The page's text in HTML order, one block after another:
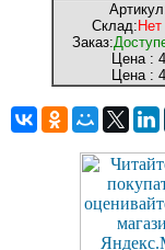
Склад:
Заказ:
Цена :
Цена :